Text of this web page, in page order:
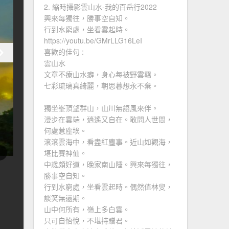
2. 縮時攝影雲山水-我的百岳行2022
興來每獨往，勝事空自知。
行到水窮處，坐看雲起時。
https://youtu.be/GMrLLG16LeI
喜歡的佳句 :
雲山水
文章不療山水癖，身心每被野雲羈。
七彩琉璃真綺麗，朝思暮想永不棄。
獨坐峯頂望群山，山川無語風來伴。
漫步在雲端，逍遙又自在。敢問人世間，
何處惹塵埃。
滾滾雲海中，看盡紅塵事。近山如觀海，
堪比賽神仙。
中歲頗好道，晚家南山陲。興來每獨往，
勝事空自知。
行到水窮處，坐看雲起時。偶然值林叟，
談笑無還期。
山中何所有，嶺上多白雲。
只可自怡悅，不堪持贈君。